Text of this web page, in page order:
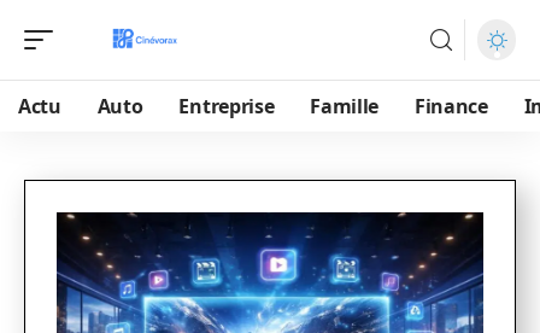
Actu Auto Entreprise Famille Finance